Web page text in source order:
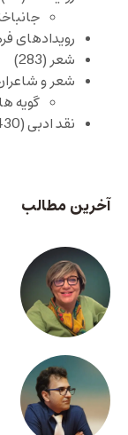
رویدادهای
شعر (283)
شعر و
گویه
نقد ادبی(430)
آخرین مطالب